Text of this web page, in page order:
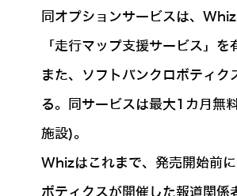
同オプションサービスは、
「走行マップ支援サービス」
また、ソフトバンクロボティ
る。同サービスは最大1カ月無
施設)。
Whizはこれまで、発売開始前
ボティクスが開催した報道関